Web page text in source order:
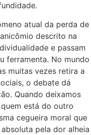
atual da perda de
descrito na
e passam
ferramenta. No mundo
muitas vezes retira a
o debate dá
Quando deixamos
está do outro
cegueira moral que
pela dor alheia